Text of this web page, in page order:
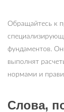
Обращайтесь к
фундаментов.
выполнят
нормами и
Слова,